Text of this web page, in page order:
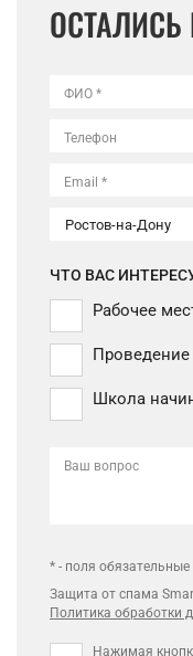
ФИО *
Телефон
Email *
ЧТО ВАС
Рабочее
Проведение
Школа
Ваш вопрос
* - поля
Защита от спама
Политика обработки
Нажимая